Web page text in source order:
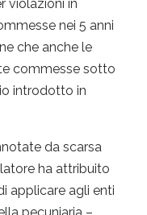
violazioni in
nei 5 anni
che anche le
commesse sotto
introdotto in
da scarsa
ha attribuito
applicare agli enti